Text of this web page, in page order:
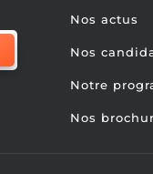
Nos actus
Nos
Notre
Nos